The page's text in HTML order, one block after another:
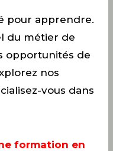
pour apprendre.
du métier de
opportunités de
nos
vous dans
formation en